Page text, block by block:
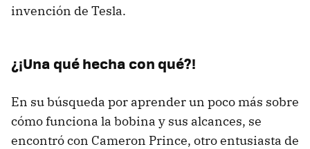
invención de Tesla.
¿¡Una qué hecha con qué?!
En su búsqueda por aprender un poco más sobre
cómo funciona la bobina y sus alcances, se
encontró con Cameron Prince, otro entusiasta de